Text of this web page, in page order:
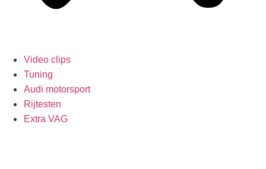
Video clips
Tuning
Audi motorsport
Rijtesten
Extra VAG